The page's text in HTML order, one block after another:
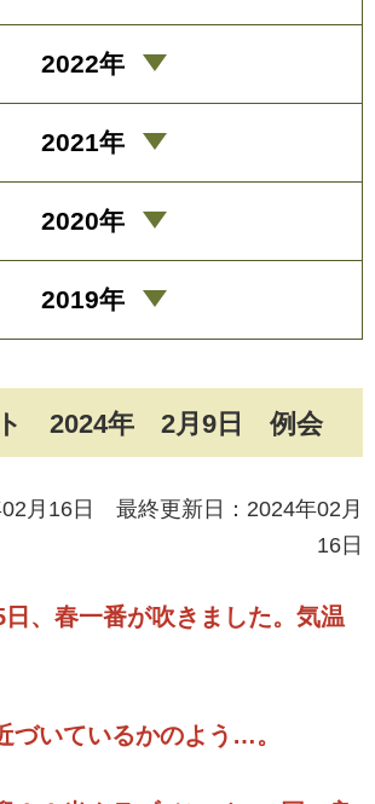
ト 2024年 2月9日 例会
月16日 最終更新日：2024年02月
16日
、春一番が吹きました。気温
づいているかのよう…。
2022年
2021年
2020年
2019年